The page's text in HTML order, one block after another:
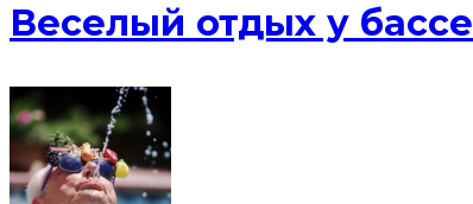
Веселый отдых у